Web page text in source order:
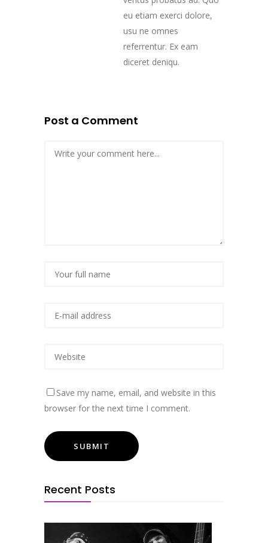
eu etiam exerci dolore,
usu ne omnes
referrentur. Ex eam
diceret deniqu.
Post a Comment
Save my name, email, and website in this
browser for the next time I comment.
Recent Posts